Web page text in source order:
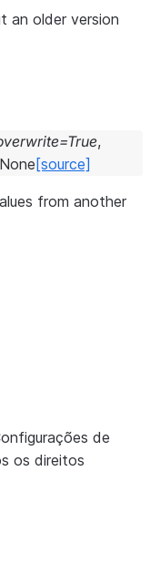
an older version
=True,
None [source]
from another
de
os direitos